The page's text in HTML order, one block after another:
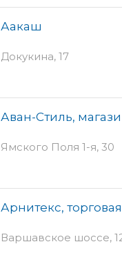
Аакаш
Докукина, 17
Аван-Стиль,
Ямского Поля 1-я, 30
Арнитекс,
Варшавское шоссе,